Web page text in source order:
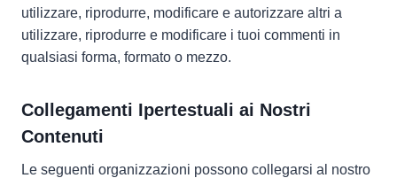
utilizzare, riprodurre, modificare e autorizzare altri a
utilizzare, riprodurre e modificare i tuoi commenti in
qualsiasi forma, formato o mezzo.
Collegamenti Ipertestuali ai Nostri
Contenuti
Le seguenti organizzazioni possono collegarsi al nostro